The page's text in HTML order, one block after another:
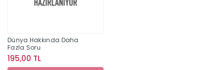
Dünya Hakkında Daha
Fazla Soru
195,00 TL